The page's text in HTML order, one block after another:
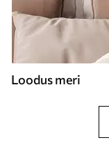
Loodus meri